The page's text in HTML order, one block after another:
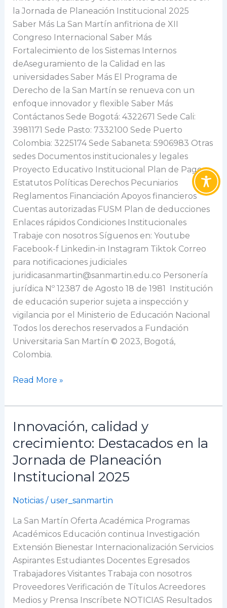
la Jornada de Planeación Institucional 2025
Saber Más La San Martín anfitriona de XII
Congreso Internacional Saber Más
Fortalecimiento de los Sistemas Internos
deAseguramiento de la Calidad en las
universidades Saber Más El Programa de
Derecho de la San Martín se renueva con un
enfoque innovador y flexible Saber Más
Contáctanos Sede Bogotá: 4322671 Sede Cali:
3981171 Sede Pasto: 7332100 Sede Puerto
Colombia: 3225174 Sede Sabaneta: 5906983 Otras
sedes Documentos institucionales y legales
Proyecto Educativo Institucional Plan de Pagos
Estatutos Políticas Derechos Pecuniarios
Reglamentos Financiación Apoyos financieros
Cuentas autorizadas FUSM Plan de deducciones
Enlaces rápidos Condiciones Institucionales
Trabaje con nosotros Síguenos en: Youtube
Facebook-f Linkedin-in Instagram Tiktok Correo
para notificaciones judiciales
juridicasanmartin@sanmartin.edu.co Personería
jurídica Nº 12387 de Agosto 18 de 1981 Institución
de educación superior sujeta a inspección y
vigilancia por el Ministerio de Educación Nacional
Todos los derechos reservados a Fundación
Universitaria San Martín © 2023, Bogotá,
Colombia.
Read More »
Innovación, calidad y
crecimiento: Destacados en la
Jornada de Planeación
Institucional 2025
Noticias/ user_sanmartin
La San Martín Oferta Académica Programas
Académicos Educación continua Investigación
Extensión Bienestar Internacionalización Servicios
Aspirantes Estudiantes Docentes Egresados
Trabajadores Visitantes Trabaja con nosotros
Proveedores Verificación de Títulos Acreedores
Medios y Prensa Inscríbete NOTICIAS Resultados
Innovación,
y
crecimiento:
Destacados
la
Jornada
de
Planeación
Institucional
2025